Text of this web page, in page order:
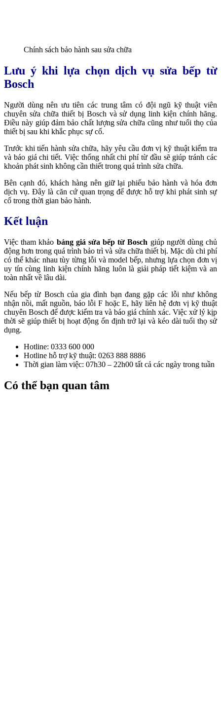
Chính sách bảo hành sau sửa chữa
Lưu ý khi lựa chọn dịch vụ sửa bếp từ
Bosch
Người dùng nên ưu tiên các trung tâm có đội ngũ kỹ thuật viên
chuyên sửa chữa thiết bị Bosch và sử dụng linh kiện chính hãng.
Điều này giúp đảm bảo chất lượng sửa chữa cũng như tuổi thọ của
thiết bị sau khi khắc phục sự cố.
Trước khi tiến hành sửa chữa, hãy yêu cầu đơn vị kỹ thuật kiểm tra
và báo giá chi tiết. Việc thống nhất chi phí từ đầu sẽ giúp tránh các
khoản phát sinh không cần thiết trong quá trình sửa chữa.
Bên cạnh đó, khách hàng nên giữ lại phiếu bảo hành và hóa đơn
dịch vụ. Đây là căn cứ quan trọng để được hỗ trợ khi phát sinh sự
cố trong thời gian bảo hành.
Kết luận
Việc tham khảo bảng giá sửa bếp từ Bosch giúp người dùng chủ
động hơn trong quá trình bảo trì và sửa chữa thiết bị. Mặc dù chi phí
có thể khác nhau tùy từng lỗi và model bếp, nhưng lựa chọn đơn vị
uy tín cùng linh kiện chính hãng luôn là giải pháp tiết kiệm và an
toàn nhất về lâu dài.
Nếu bếp từ Bosch của gia đình bạn đang gặp các lỗi như không
nhận nồi, mất nguồn, báo lỗi F hoặc E, hãy liên hệ đơn vị kỹ thuật
chuyên Bosch để được kiểm tra và báo giá chính xác. Việc xử lý kịp
thời sẽ giúp thiết bị hoạt động ổn định trở lại và kéo dài tuổi thọ sử
dụng.
Hotline: 0333 600 000
Hotline hỗ trợ kỹ thuật: 0263 888 8886
Thời gian làm việc: 07h30 – 22h00 tất cả các ngày trong tuần
Có thể bạn quan tâm